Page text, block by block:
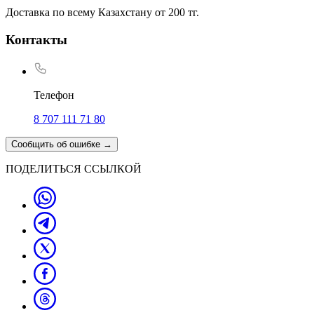
Доставка по всему Казахстану от 200 тг.
Контакты
Телефон
8 707 111 71 80
Сообщить об ошибке →
ПОДЕЛИТЬСЯ ССЫЛКОЙ